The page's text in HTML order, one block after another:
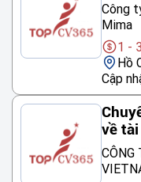
Công
Mima
1 -
Hồ
Cập
về
CÔNG